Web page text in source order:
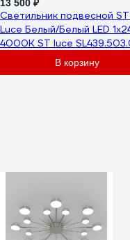
13 500 ₽
Светильник подвесной
Luce Белый/Белый LED
4000K ST luce
В корзину